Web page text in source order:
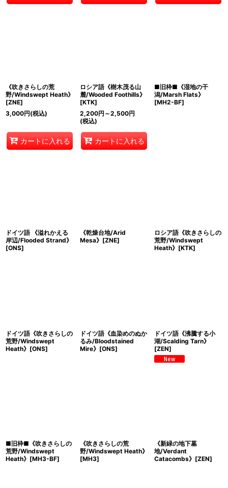
《吹きさらしの荒
野/Windswept Heath》
[ZNE]
3,000円(税込)
カートに入れる
ロシア語《樹木茂る山
麓/Wooded Foothills》
[KTK]
2,200円 ～2,500円
(税込)
カートに入れる
■旧枠■《湿地の干
潟/Marsh Flats》
[MH2-BF]
ドイツ語 《溢れかえる
岸辺/Flooded Strand》
[ONS]
《乾燥台地/Arid
Mesa》[ZNE]
ロシア語《吹きさらしの
荒野/Windswept
Heath》[KTK]
ドイツ語《吹きさらしの
荒野/Windswept
Heath》[ONS]
ドイツ語《血染めのぬか
るみ/Bloodstained
Mire》[ONS]
ドイツ語《沸騰する小
湖/Scalding Tarn》
[ZEN]
■旧枠■《吹きさらしの
荒野/Windswept
Heath》[MH3-BF]
《吹きさらしの荒
野/Windswept Heath》
[MH3]
《新緑の地下墓
地/Verdant
Catacombs》[ZEN]